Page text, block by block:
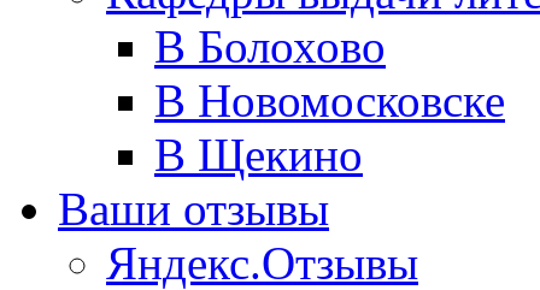
В Болохово
В Новомосковске
В Щекино
Ваши отзывы
Яндекс.Отзывы